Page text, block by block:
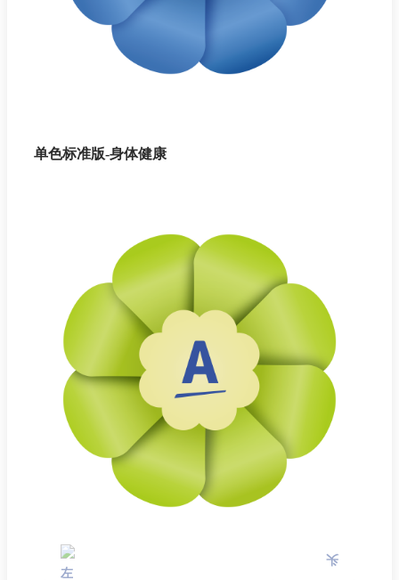
单色标准版-身体健康